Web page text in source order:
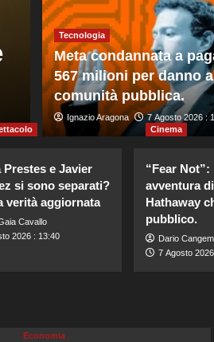
Gli Houthi
governative
45 morti
Giuseppe Recca 7 Agosto 2026 :
Tecnologia
Meta condannata a
567 milioni per danno
comunità pubblica.
Ignazio Aragona 7 Agosto 2026 :
Prestes e Javier
si sono separati?
verità aggiornata
Cavallo
2026 : 13:40
Cinema
“Fear Not”:
avventura
Hathaway
pubblico.
Dario
7 Agosto
Economia